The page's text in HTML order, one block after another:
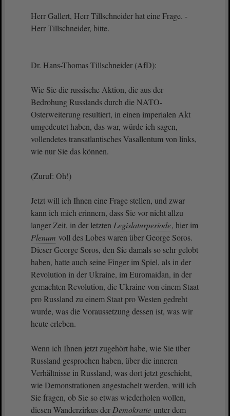
Herr Gallert, Herr Tillschneider hat eine Frage. -
Herr Tillschneider, bitte.
Dr. Hans-Thomas Tillschneider (AfD):
Wie Sie die russische Aktion, die aus der
Bedrohung Russlands durch die NATO-
Osterweiterung resultiert, in einen imperialen Akt
umgedeutet haben, das war, würde ich sagen,
vollendetes transatlantisches Vasallentum von links,
wie nur Sie das können.
(Zuruf: Oh!)
Jetzt will ich Ihnen eine Frage stellen, und zwar
kann ich mich erinnern, dass Sie vor nicht allzu
langer Zeit, in der letzten Legislaturperiode, hier im
Plenum voll des Lobes waren über George Soros.
Dieser George Soros, den Sie damals so sehr gelobt
haben, hatte auch seine Finger im Spiel, als in der
Revolution in der Ukraine, im Euromaidan, in der
gemachten Revolution, die Ukraine von einem Staat
pro Russland zu einem Staat pro Westen gedreht
wurde, was die Voraussetzung dessen ist, was wir
heute erleben.
Wenn ich Ihnen jetzt zugehört habe, wie Sie über
Russland gesprochen haben, über die inneren
Verhältnisse in Russland, was dort jetzt geschieht,
wie Demonstrationen angestachelt werden, will ich
Sie fragen, ob Sie so etwas wiederholen wollen,
diesen Wanderzirkus der Demokratie unter dem